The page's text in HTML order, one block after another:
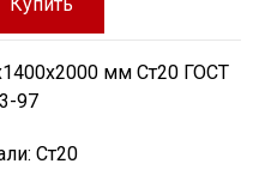
мм Ст20 ГОСТ
97
Ст20